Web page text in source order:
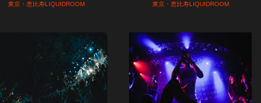
東京・恵比寿LIQUIDROOM
東京・恵比寿LIQUIDROOM